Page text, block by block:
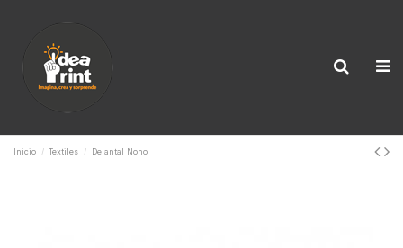
Inicio Textiles Delantal Nono